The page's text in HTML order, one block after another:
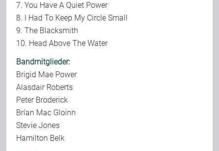
7. You Have A Quiet Power
8. I Had To Keep My Circle Small
9. The Blacksmith
10. Head Above The Water
Bandmitglieder:
Brigid Mae Power
Alasdair Roberts
Peter Broderick
Brían Mac Gloinn
Stevie Jones
Hamilton Belk